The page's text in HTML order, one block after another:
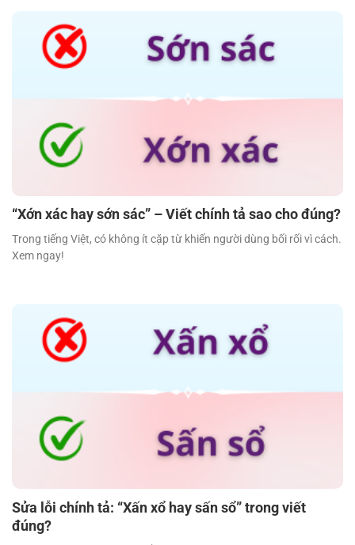
“Xớn xác hay sớn sác” – Viết chính tả sao cho đúng?
Trong tiếng Việt, có không ít cặp từ khiến người dùng bối rối vì cách.
Xem ngay!
Sửa lỗi chính tả: “Xấn xổ hay sấn sổ” trong viết
đúng?